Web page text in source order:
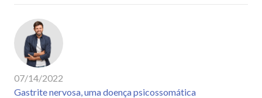
07/14/2022
Gastrite nervosa, uma doença psicossomática